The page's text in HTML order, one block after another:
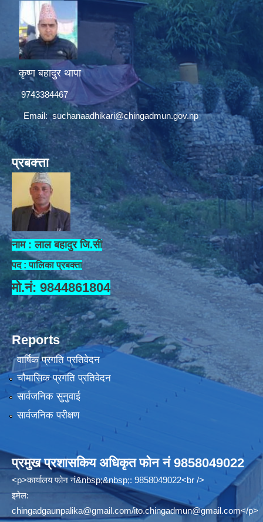
कृष्ण बहादुर थापा
9743384467
Email:suchanaadhikari@chingadmun.gov.np
प्रबक्त्ता
नाम : लाल बहादुर जि.सी
पद : पालिका प्रबक्ता
मो.नं: 9844861804
Reports
वार्षिक प्रगति प्रतिवेदन
चौमासिक प्रगति प्रतिवेदन
सार्वजनिक सुनुवाई
सार्वजनिक परीक्षण
प्रमुख प्रशासकिय अधिकृत फोन नं 9858049022
<p>कार्यालय फोन नं&nbsp;&nbsp;: 9858049022<br />
इमेल:
chingadgaunpalika@gmail.com/ito.chingadmun@gmail.com</p>